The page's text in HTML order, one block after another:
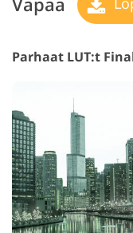
Parhaat LUT:t